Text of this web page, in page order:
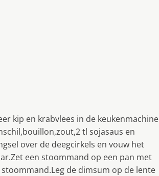
kip en krabvlees in de keukenmachine
tl sojasaus en
over de deegcirkels en vouw het
een stoommand op een pan met
de dimsum op de lente